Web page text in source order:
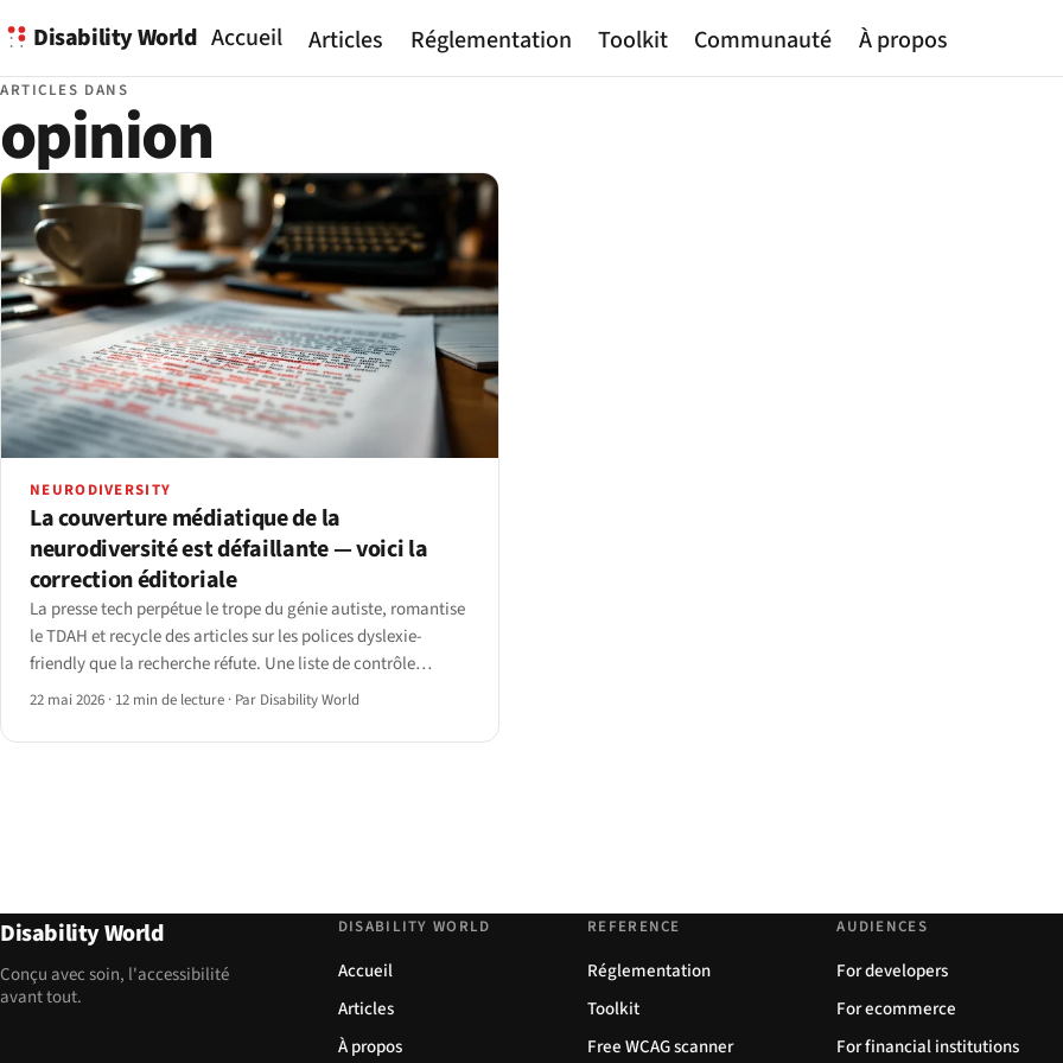
Disability World Accueil Articles Réglementation Toolkit Communauté À propos
ARTICLES DANS
opinion
NEURODIVERSITY
La couverture médiatique de la
neurodiversité est défaillante — voici la
correction éditoriale
La presse tech perpétue le trope du génie autiste, romantise
le TDAH et recycle des articles sur les polices dyslexie-
friendly que la recherche réfute. Une liste de contrôle
éditoriale 2026 pour les journalistes qui veulent rattraper
22 mai 2026 · 12 min de lecture · Par Disability World
Disability World
Conçu avec soin, l'accessibilité
avant tout.
DISABILITY WORLD
Accueil
Articles
À propos
REFERENCE
Réglementation
Toolkit
Free WCAG scanner
AUDIENCES
For developers
For ecommerce
For financial institutions